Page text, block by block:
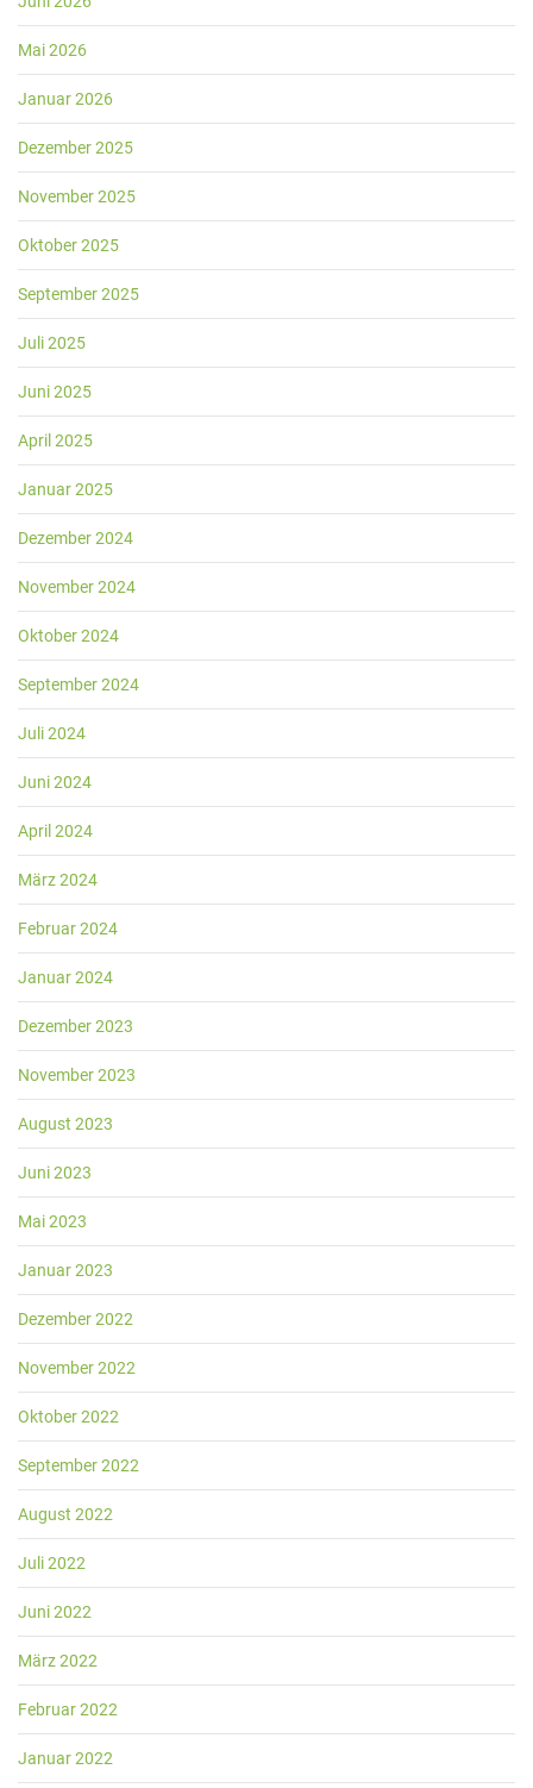
Mai 2026
Januar 2026
Dezember 2025
November 2025
Oktober 2025
September 2025
Juli 2025
Juni 2025
April 2025
Januar 2025
Dezember 2024
November 2024
Oktober 2024
September 2024
Juli 2024
Juni 2024
April 2024
März 2024
Februar 2024
Januar 2024
Dezember 2023
November 2023
August 2023
Juni 2023
Mai 2023
Januar 2023
Dezember 2022
November 2022
Oktober 2022
September 2022
August 2022
Juli 2022
Juni 2022
März 2022
Februar 2022
Januar 2022